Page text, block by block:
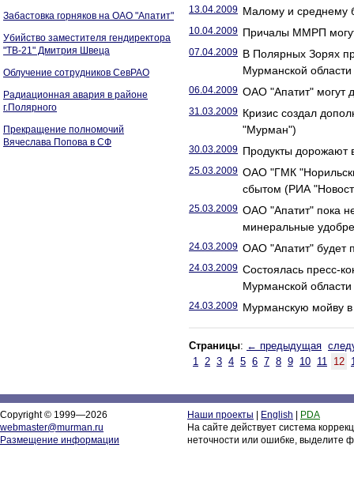
Забастовка горняков на ОАО "Апатит"
Убийство заместителя гендиректора
"ТВ-21" Дмитрия Швеца
Облучение сотрудников СевРАО
Радиационная авария в районе
г.Полярного
Прекращение полномочий
Вячеслава Попова в СФ
13.04.2009 Малому и среднему
10.04.2009 Причалы ММРП
07.04.2009 В Полярных Зорях
Мурманской
06.04.2009 ОАО "Апатит" могут
31.03.2009 Кризис создал
"Мурман")
30.03.2009 Продукты дорожают
25.03.2009 ОАО "ГМК
сбытом (РИА
25.03.2009 ОАО "Апатит" пока
минеральные
24.03.2009 ОАО "Апатит" будет
24.03.2009 Состоялась пресс-
Мурманской
24.03.2009 Мурманскую мойву
Страницы: ← предыдущая
1 2 3 4 5 6 7 8 9 10 11 12
Copyright © 1999—2026
webmaster@murman.ru
Размещение информации
Наши проекты English
PDA
На сайте действует система
неточности или ошибке, выделите